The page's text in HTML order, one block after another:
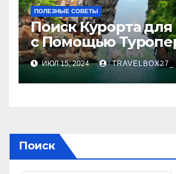
ПОЛЕЗНЫЕ СОВЕТЫ
Поиск Курорта
с Помощью
ИЮЛ 15, 2024 TRAVELBOX27_
Поиск